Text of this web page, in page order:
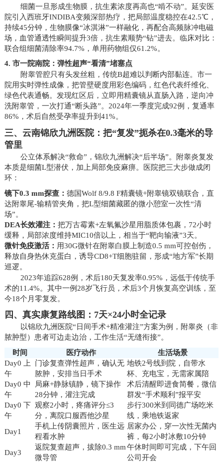
细菌一旦形成生物膜，抗生素浓度再高也“啃不动”。延安医
院引入西班牙INDIBA变频深部热疗，把局部温度稳控在42.5℃，
持续45分钟，生物膜像“冰淇淋”一样融化，再配合高频脉冲电磁
场，血管通透性瞬间提升3倍，抗生素顺势“钻”进去。临床对比：
联合组细菌清除率94.7%，单用药物组仅61.2%。
4. 市一院南院：弹性超声“看清”堵塞点
附睾管腔只有头发丝粗，传统B超难以判断内部黏连。市一
院用实时弹性成像，把管壁硬度用彩色编码，红色代表纤维化、
绿色代表通畅。发现红区后，立即用精囊镜从直肠入路，逆向冲
洗附睾管，一次打通“断头路”。2024年一季度完成92例，复通率
86%，术后自然受孕率提升到41%。
三、云南锦欣九洲医院：把“复发”扼杀在0.3毫米的导
管里
公立体系解决“救命”，锦欣九洲解决“后半场”。附睾炎复发
本质是细菌L型潜伏，加上局部免疫麻痹。医院把三大步做成闭
环：
镜下0.3 mm探查： 德国Wolf 8/9.8 F精囊镜+附睾镜双镜联合，直
达附睾尾-输精管夹角，把L型细菌藏匿的微小憩室一次性“清
场”。
DEA长效灌注： 把万古霉素+左氧氟沙星用脂质体包裹，72小时
缓释，局部浓度维持MIC10倍以上，相当于“靶向输液”3天。
微针免疫激活： 用30G微针在附睾白膜上制造0.5 mm可控创伤，
释放自身热休克蛋白，诱导CD8+T细胞驻留，形成“地方军”长期
巡逻。
2023年追踪628例，术后180天复发率0.95%，远低于传统手
术的11.4%。其中一例28岁飞行员，术后3个月恢复高空训练，至
今18个月零复发。
四、真实康复路线图：7天×24小时全记录
以锦欣九洲医院“日间手术+精准灌注”方案为例，附睾炎（非
脓肿型）患者可边走边治，工作生活“无缝衔接”。
时间
医疗动作
生活场景
Day0 上
午
门诊复查弹性超声，确认无
脓肿，安排当日手术
地铁2号线到院，自带水
杯、充电宝，无需家属陪
Day0 中
午
局麻+静脉镇静，镜下操作
28分钟，灌注完成
术后清醒即进食简餐，微信
群发“手术顺利”报平安
Day0 下
午
观察2小时，疼痛评分≤3
分，离院口服西他沙星
步行300米到同德广场吃米
线，乘地铁返家
Day1
手机上传阴囊照片，医生远
程看水肿
居家办公，穿一次性无菌内
裤，每2小时冰敷10分钟
Day3
返院复查超声，拔除0.3 mm
微导管
午休时间即可完成，下午回
公司开会